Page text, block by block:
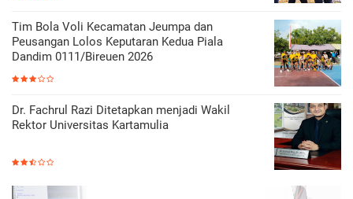
Tim Bola Voli Kecamatan Jeumpa dan
Peusangan Lolos Keputaran Kedua Piala
Dandim 0111/Bireuen 2026
Dr. Fachrul Razi Ditetapkan menjadi Wakil
Rektor Universitas Kartamulia